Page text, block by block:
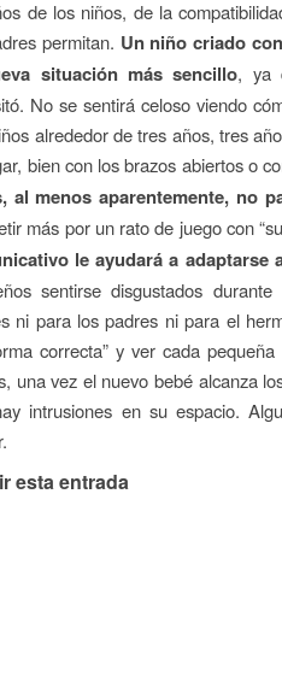
de los niños, de la
permitan. Un niño criado
situación más sencillo, ya
No se sentirá celoso viendo
alrededor de tres años, tres
bien con los brazos abiertos o
al menos aparentemente, no
más por un rato de juego con
le ayudará a adaptarse
sentirse disgustados
ni para los padres ni para el
correcta” y ver cada
una vez el nuevo bebé alcanza
intrusiones en su espacio.
esta entrada